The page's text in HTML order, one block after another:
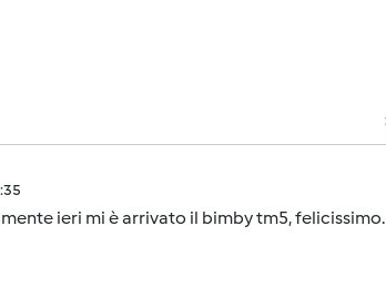
ieri mi è arrivato il bimby tm5, felicissimo.